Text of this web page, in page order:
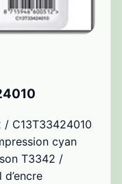
/ C13T33424010
cyan
T3342 /